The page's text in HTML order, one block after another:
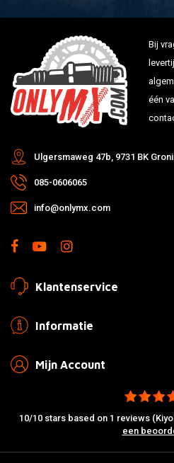
Bij
één
Ulgersmaweg 47b, 9731 BK
085-0606065
info@onlymx.com
Klantenservice
Informatie
Mijn Account
10/10 stars based on 1 reviews
een